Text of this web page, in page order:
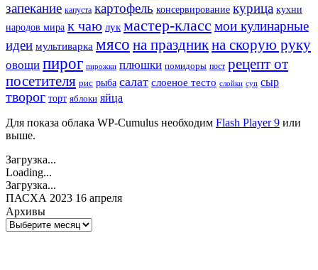
запекание капуста картофель консервирование курица кухни
народов мира к чаю лук мастер-класс мои кулинарные
идеи мультиварка мясо на праздникна скорую руку
овощи пирог пирожки плюшки помидоры пост рецепт от
посетителя рис рыба салат слоеное тесто слойки суп сыр
творог торт яблоки яйца
Для показа облака WP-Cumulus необходим Flash Player 9 или
выше.
Загрузка...
Loading...
Загрузка...
ПАСХА 2023 16 апреля
Архивы
Архивы